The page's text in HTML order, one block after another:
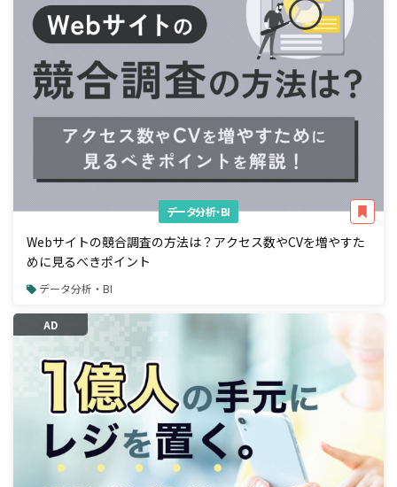
データ分析・BI
Webサイトの競合調査の方法は？アクセス数やCVを増やすた
めに見るべきポイント
データ分析・BI
AD